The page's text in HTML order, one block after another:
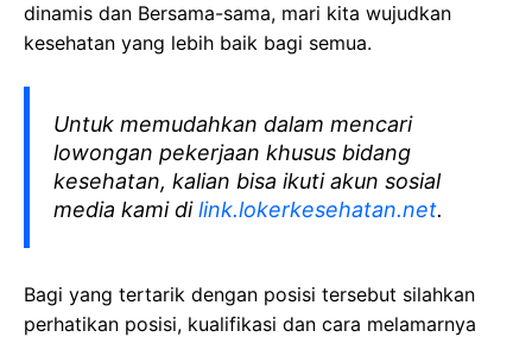
dinamis dan Bersama-sama, mari kita wujudkan
kesehatan yang lebih baik bagi semua.
Untuk memudahkan dalam mencari
lowongan pekerjaan khusus bidang
kesehatan, kalian bisa ikuti akun sosial
media kami dilink.lokerkesehatan.net.
Bagi yang tertarik dengan posisi tersebut silahkan
perhatikan posisi, kualifikasi dan cara melamarnya